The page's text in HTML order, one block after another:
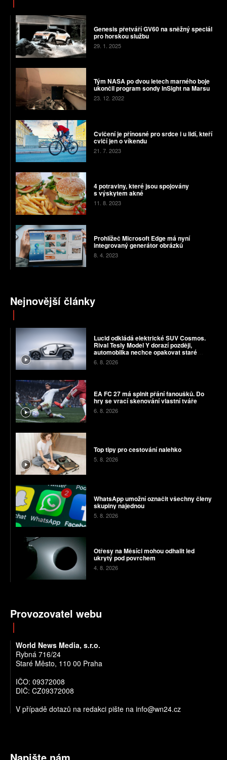
Genesis přetváří GV60 na sněžný speciál
pro horskou službu
29. 1. 2025
Tým NASA po dvou letech marného boje
ukončil program sondy InSight na Marsu
23. 12. 2022
Cvičení je přínosné pro srdce i u lidí, kteří
cvičí jen o víkendu
21. 7. 2023
4 potraviny, které jsou spojovány
s výskytem akné
11. 8. 2023
Prohlížeč Microsoft Edge má nyní
integrovaný generátor obrázků
8. 4. 2023
Nejnovější články
Lucid odkládá elektrické SUV Cosmos.
Rival Tesly Model Y dorazí později,
automobilka nechce opakovat staré
chyby
6. 8. 2026
EA FC 27 má splnit přání fanoušků. Do
hry se vrací skenování vlastní tváře
6. 8. 2026
Top tipy pro cestování nalehko
5. 8. 2026
WhatsApp umožní označit všechny členy
skupiny najednou
5. 8. 2026
Otřesy na Měsíci mohou odhalit led
ukrytý pod povrchem
4. 8. 2026
Provozovatel webu
World News Media, s.r.o.
Rybná 716/24
Staré Město, 110 00 Praha
IČO: 09372008
DIČ: CZ09372008
V případě dotazů na redakci pište na info@wn24.cz